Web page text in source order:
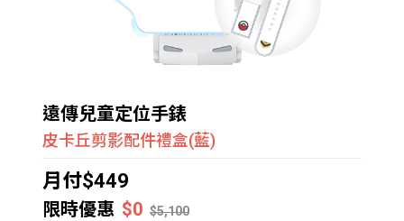
遠傳兒童定位手錶
皮卡丘剪影配件禮盒(藍)
月付$449
限時優惠 $0 $5,100